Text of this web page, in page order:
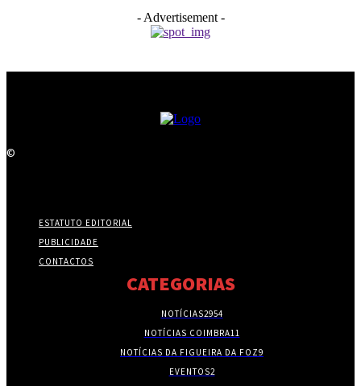
- Advertisement -
©
ESTATUTO EDITORIAL
PUBLICIDADE
CONTACTOS
CATEGORIAS
NOTÍCIAS2954
NOTÍCIAS COIMBRA11
NOTÍCIAS DA FIGUEIRA DA FOZ9
EVENTOS2